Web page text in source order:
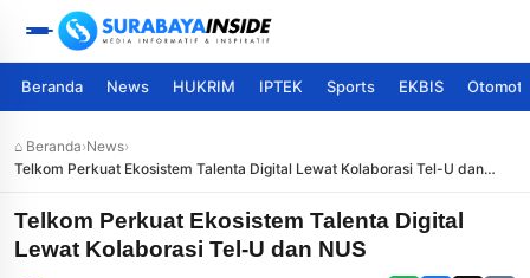
Beranda News HUKRIM IPTEK Sports EKBIS
⌂ Beranda›News›
Telkom Perkuat Ekosistem Talenta Digital Lewat Kolaborasi Tel-U dan
NUS
Telkom Perkuat Ekosistem Talenta Digital
Lewat Kolaborasi Tel-U dan NUS